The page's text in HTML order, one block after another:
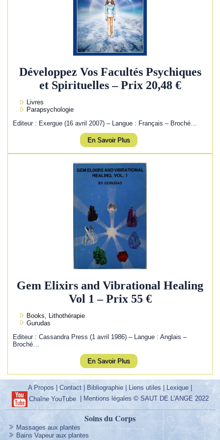
Développez Vos Facultés Psychiques
et Spirituelles – Prix 20,48 €
Livres
Parapsychologie
Editeur : Exergue (16 avril 2007) – Langue : Français – Broché…
En Savoir Plus
Gem Elixirs and Vibrational Healing
Vol 1 – Prix 55 €
Books, Lithothérapie
Gurudas
Editeur : Cassandra Press (1 avril 1986) – Langue : Anglais –
Broché…
En Savoir Plus
A Propos |Contact | Bibliographie | Liens utiles| Lexique |
Chaîne YouTube| Mentions légales © SAUT DE L'ANGE 2022
Soins du Corps
Massages aux plantes
Bains Vapeur aux plantes